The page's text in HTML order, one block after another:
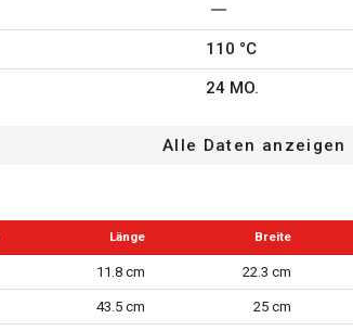
110 °C
24 MO.
Alle Daten anzeigen
Länge Breite
11.8 cm 22.3 cm
43.5 cm 25 cm